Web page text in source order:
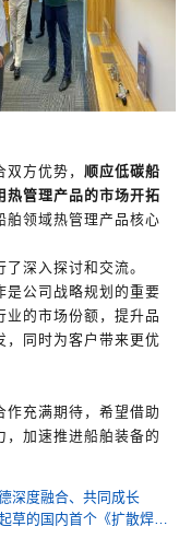
双方优势，顺应低碳船
热管理产品的市场开拓
舶领域热管理产品核心
深入探讨和交流。
是公司战略规划的重要
业的市场份额，提升品
，同时为客户带来更优
作充满期待，希望借助
，加速推进船舶装备的
深度融合、共同成长